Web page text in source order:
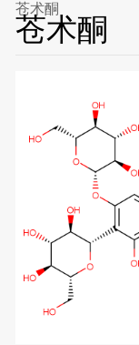
苍术酮
苍术酮